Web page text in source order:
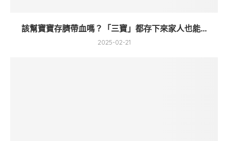
該幫寶寶存臍帶血嗎？「三寶」都存下來家人也能...
2025-02-21